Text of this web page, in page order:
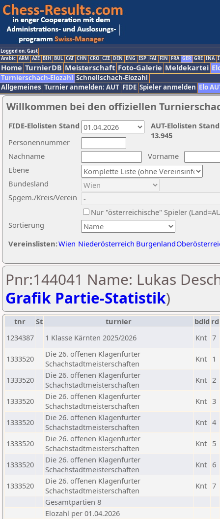
Logged on: Gast
Arabic ARM AZE BIH BUL CAT CHN CRO CZE DEN ENG ESP FAI FIN FRA GER GRE INA
Home TurnierDB Meisterschaft Foto-Galerie Meldekartei
Turnierschach-Elozahl Schnellschach-Elozahl
Allgemeines Turnier anmelden: AUT FIDE Spieler anmelden Elo
Willkommen bei den offiziellen
Nachname
Vorname
Ebene
Sortierung
Personennummer
Bundesland
Spgem./Kreis/Verein
Nur "österreichische" Spieler
Vereinslisten:Wien Niederösterreich Burgenland
AUT-Elolisten
13.945
FIDE-Elolisten Stand
Pnr:144041 Name: Lukas
Grafik Partie-Statistik)
tnr St turnier bdld rd
1234387
1 Klasse Kärnten 2025/2026 Knt 7
1333520
Die 26. offenen Klagenfurter
Schachstadtmeisterschaften
Knt 1
1333520
Die 26. offenen Klagenfurter
Schachstadtmeisterschaften
Knt 2
1333520
Die 26. offenen Klagenfurter
Schachstadtmeisterschaften
Knt 3
1333520
Die 26. offenen Klagenfurter
Schachstadtmeisterschaften
Knt 4
1333520
Die 26. offenen Klagenfurter
Schachstadtmeisterschaften
Knt 5
1333520
Die 26. offenen Klagenfurter
Schachstadtmeisterschaften
Knt 6
1333520
Die 26. offenen Klagenfurter
Schachstadtmeisterschaften
Knt 7
Gesamtpartien 8
Elozahl per 01.04.2026